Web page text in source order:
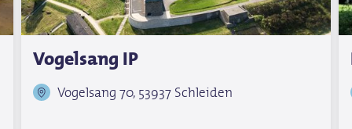
Vogelsang IP
Vogelsang 70, 53937 Schleiden